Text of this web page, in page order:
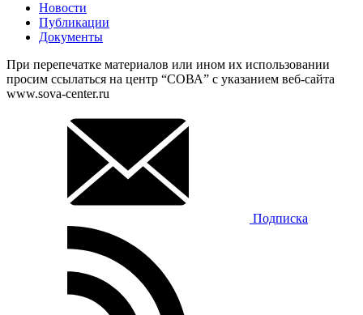
Новости
Публикации
Документы
При перепечатке материалов или ином их использовании
просим ссылаться на центр “СОВА” с указанием веб-сайта
www.sova-center.ru
Подписка